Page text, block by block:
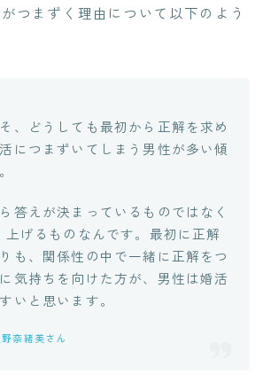
つまずく理由について以下のよう
、どうしても最初から正解を求め
につまずいてしまう男性が多い傾
答えが決まっているものではなく
上げるものなんです。最初に正解
も、関係性の中で一緒に正解をつ
気持ちを向けた方が、男性は婚活
いと思います。
奈緒美さん